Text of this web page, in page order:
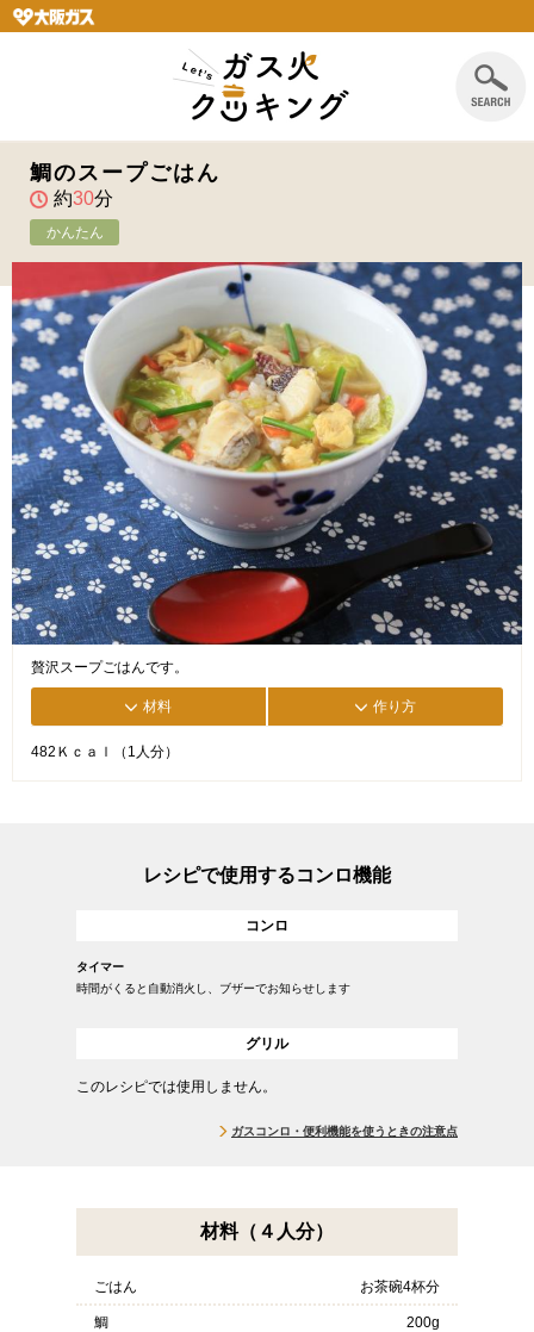
鯛のスープごはん
約30分
かんたん
贅沢スープごはんです。
材料 作り方
482Ｋｃａｌ（1人分）
レシピで使用するコンロ機能
コンロ
タイマー
時間がくると自動消火し、ブザーでお知らせします
グリル
このレシピでは使用しません。
ガスコンロ・便利機能を使うときの注意点
材料（４人分）
ごはん お茶碗4杯分
鯛 200g